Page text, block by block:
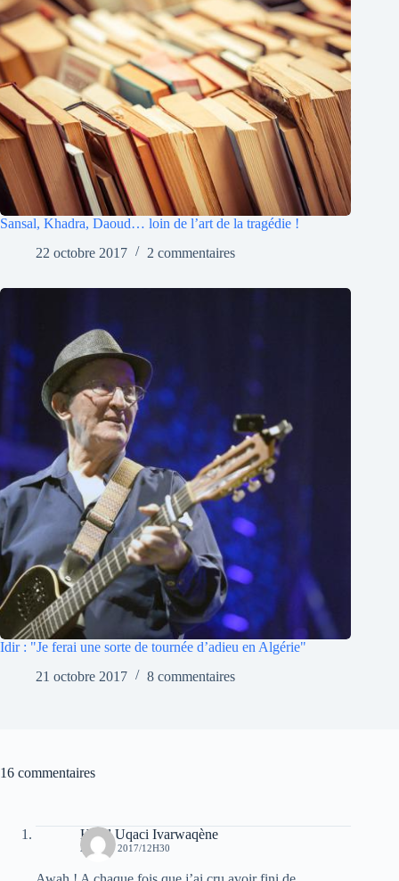
Sansal, Khadra, Daoud… loin de l’art de la tragédie !
22 octobre 2017
2 commentaires
Idir : "Je ferai une sorte de tournée d’adieu en Algérie"
21 octobre 2017
8 commentaires
16 commentaires
Hend Uqaci Ivarwaqène
28 JUIN 2017/12H30